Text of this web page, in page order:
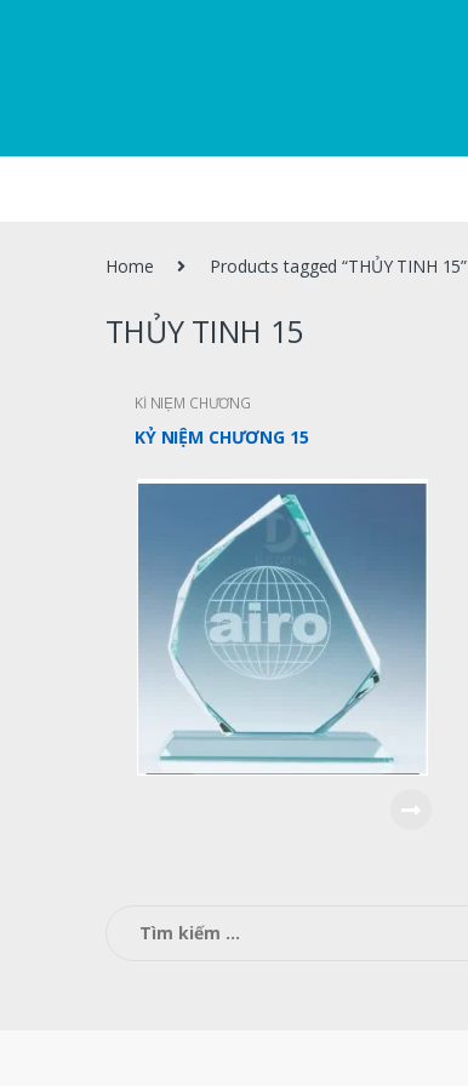
Home Products tagged “THỦY TINH 15”
THỦY TINH 15
KỈ NIỆM CHƯƠNG
KỶ NIỆM CHƯƠNG 15
kiếm